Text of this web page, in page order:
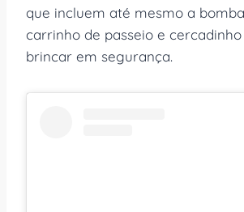
que incluem até mesmo a
carrinho de passeio e
brincar em segurança.